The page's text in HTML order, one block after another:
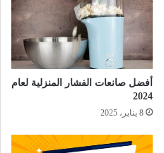
أفضل صانعات الفشار المنزلية لعام
2024
8 يناير، 2025